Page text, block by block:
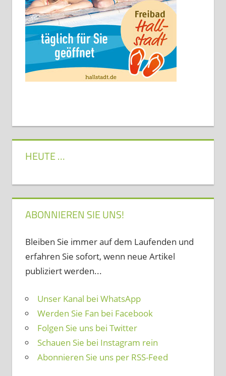
HEUTE …
ABONNIEREN SIE UNS!
Bleiben Sie immer auf dem Laufenden und
erfahren Sie sofort, wenn neue Artikel
publiziert werden...
Unser Kanal bei WhatsApp
Werden Sie Fan bei Facebook
Folgen Sie uns bei Twitter
Schauen Sie bei Instagram rein
Abonnieren Sie uns per RSS-Feed